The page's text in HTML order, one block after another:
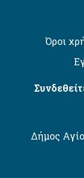
Όροι
Δήμος